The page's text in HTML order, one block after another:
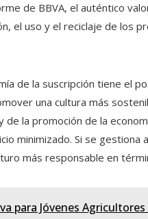
de BBVA, el auténtico
el uso y el reciclaje de los
de la suscripción tiene el
una cultura más
de la promoción de la
minimizado. Si se
más responsable en
para Jóvenes